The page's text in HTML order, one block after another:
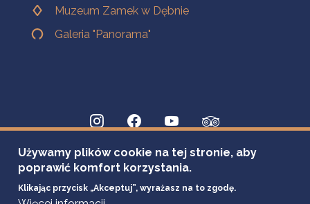
Muzeum Zamek w Dębnie
Galeria "Panorama"
Używamy plików cookie na tej stronie, aby
poprawić komfort korzystania.
Klikając przycisk „Akceptuj”, wyrażasz na to zgodę.